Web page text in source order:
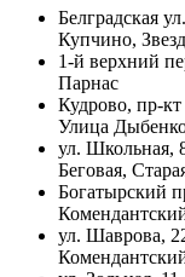
Белградская
Купчино,
1-й верхний
Парнас
Кудрово, пр-
Улица
ул. Школьная,
Беговая,
Богатырский
ул. Шаврова,